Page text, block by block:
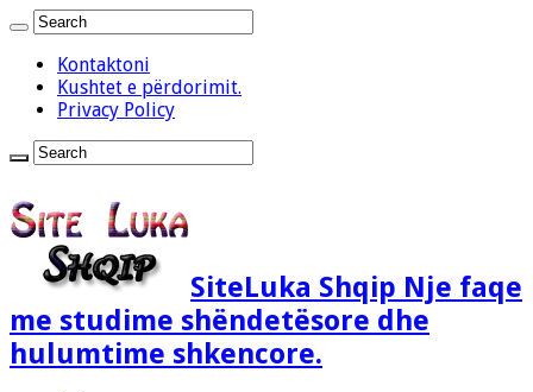
Kontaktoni
Kushtet e përdorimit.
Privacy Policy
SiteLuka Shqip Nje faqe
me studime shëndetësore dhe
hulumtime shkencore.